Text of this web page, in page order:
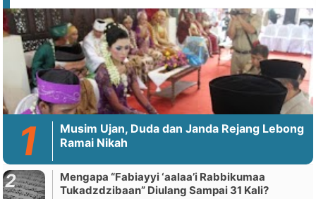
Musim Ujan, Duda dan Janda Rejang Lebong
Ramai Nikah
Mengapa “Fabiayyi ‘aalaa’i Rabbikumaa
Tukadzdzibaan” Diulang Sampai 31 Kali?